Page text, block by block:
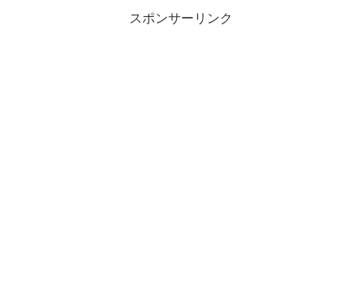
スポンサーリンク